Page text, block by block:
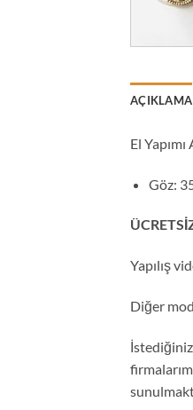
AÇIKLAMA
El
Göz:
Yapılış
Diğer